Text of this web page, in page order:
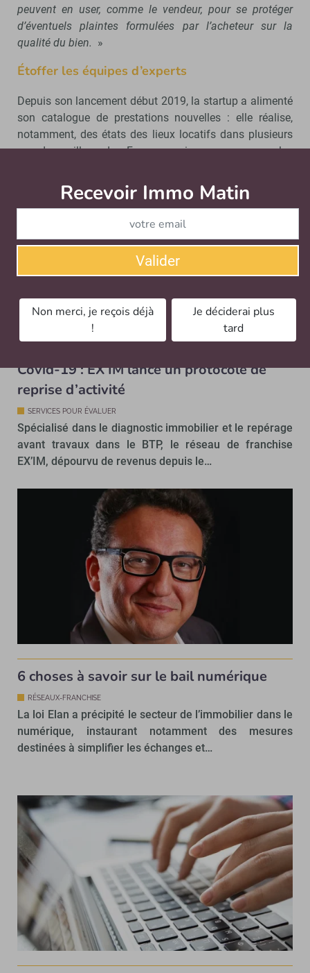
peuvent en user, comme le vendeur, pour se protéger
d’éventuels plaintes formulées par l’acheteur sur la
qualité du bien. »
Étoffer les équipes d’experts
Depuis son lancement début 2019, la startup a alimenté
son catalogue de prestations nouvelles : elle réalise,
notamment, des états des lieux locatifs dans plusieurs
grandes villes de France, puis accompagne les
d’achèvement). «
Depuis début 2020, nous avons, au
global, réalisé une bonne centaine de contrôles de biens
, détaille Laurent Hojan.
Nous allons multiplier leur nombre
À lire aussi…
Covid-19 : EX’IM lance un protocole de
reprise d’activité
SERVICES POUR ÉVALUER
Spécialisé dans le diagnostic immobilier et le repérage
avant travaux dans le BTP, le réseau de franchise
EX’IM, dépourvu de revenus depuis le…
6 choses à savoir sur le bail numérique
RÉSEAUX-FRANCHISE
La loi Elan a précipité le secteur de l’immobilier dans le
numérique, instaurant notamment des mesures
destinées à simplifier les échanges et…
Recevoir Immo Matin
Valider
Non merci, je reçois déjà
!
Je déciderai plus
tard